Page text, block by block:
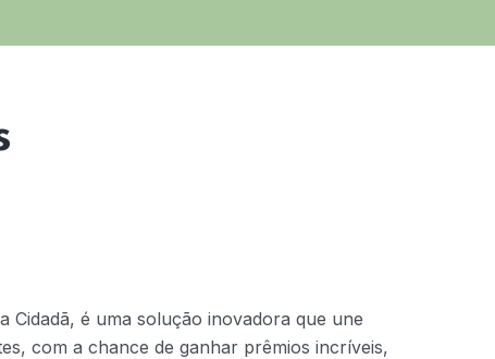
Cidadã, é uma solução inovadora que une
com a chance de ganhar prêmios incríveis,